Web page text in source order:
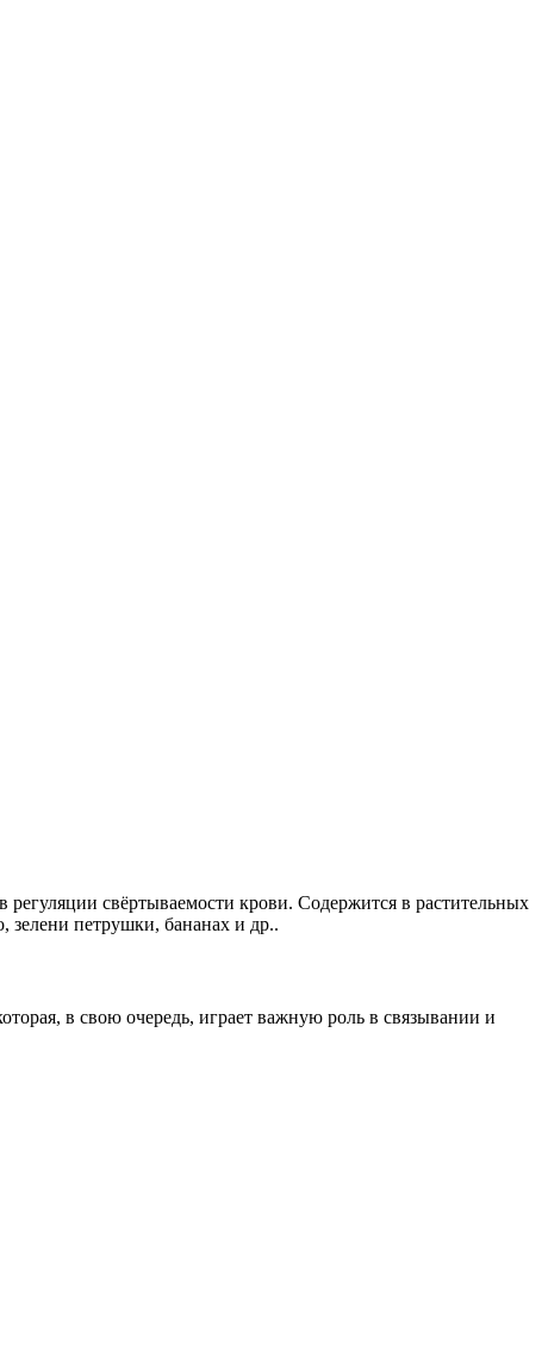
свёртываемости крови. Содержится в растительных
зелени петрушки, бананах и др..
в свою очередь, играет важную роль в связывании и